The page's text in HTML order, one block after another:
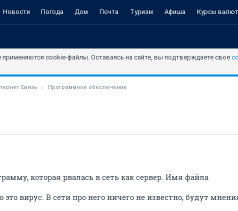
Новости Погода Дом Почта Туризм Афиша Курсы валют
cookie-файлы. Оставаясь на сайте, вы подтверждаете свое
Связь Программное обеспечение
которая рвалась в сеть как сервер. Имя файла
это вирус. В сети про него ничего не известно, будут